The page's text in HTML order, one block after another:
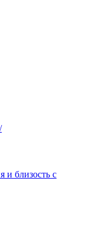
и близость с